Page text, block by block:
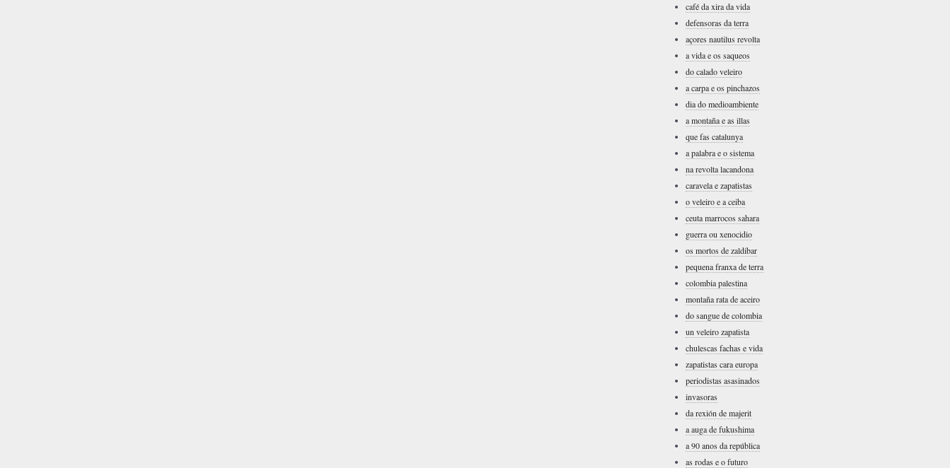
café da xira da vida
defensoras da terra
açores nautilus revolta
a vida e os saqueos
do calado veleiro
a carpa e os pinchazos
dia do medioambiente
a montaña e as illas
que fas catalunya
a palabra e o sistema
na revolta lacandona
caravela e zapatistas
o veleiro e a ceiba
ceuta marrocos sahara
guerra ou xenocidio
os mortos de zaldibar
pequena franxa de terra
colombia palestina
montaña rata de aceiro
do sangue de colombia
un veleiro zapatista
chulescas fachas e vida
zapatistas cara europa
periodistas asasinados
invasoras
da rexión de majerit
a auga de fukushima
a 90 anos da república
as rodas e o futuro